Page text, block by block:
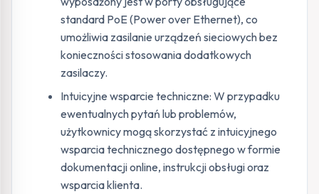
standard PoE (Power over Ethernet), co
umożliwia zasilanie urządzeń sieciowych bez
konieczności stosowania dodatkowych
zasilaczy.
Intuicyjne wsparcie techniczne: W przypadku
ewentualnych pytań lub problemów,
użytkownicy mogą skorzystać z intuicyjnego
wsparcia technicznego dostępnego w formie
dokumentacji online, instrukcji obsługi oraz
wsparcia klienta.